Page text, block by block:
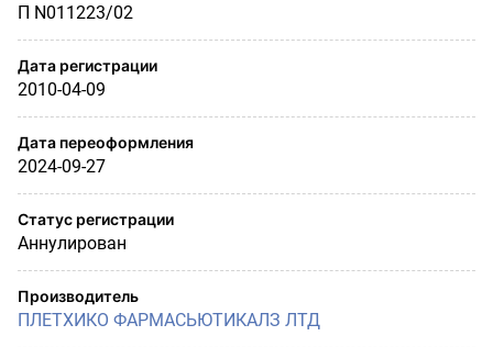
П N011223/02
Дата регистрации
2010-04-09
Дата переоформления
2024-09-27
Статус регистрации
Аннулирован
Производитель
ПЛЕТХИКО ФАРМАСЬЮТИКАЛЗ ЛТД